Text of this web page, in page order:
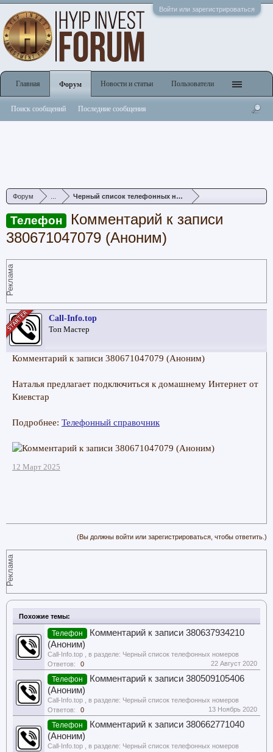
Войти или зарегистрироваться
Форум Черный список телефонных номеров
Телефон
Комментарий к записи
380671047079 (Аноним)
Реклама
Call-Info.top
Топ Мастер
Комментарий к записи 380671047079 (Аноним)
Наталья предлагает подключиться к домашнему Интернет от
Киевстар
Подробнее: Телефонный справочник
12 Март 2025
(Вы должны войти или зарегистрироваться, чтобы ответить.)
Реклама
Похожие темы:
Телефон
Комментарий к записи 380637934210
(Аноним)
Call-Info.top , в разделе: Черный список телефонных номеров
Ответов:
0 22 Август 2020
Телефон
Комментарий к записи 380509105406
(Аноним)
Call-Info.top , в разделе: Черный список телефонных номеров
Ответов:
0 13 Ноябрь 2020
Телефон
Комментарий к записи 380662771040
(Аноним)
Call-Info.top , в разделе: Черный список телефонных номеров
Главная Форум
Поиск сообщений Последние сообщения
Новости и статьи Пользователи